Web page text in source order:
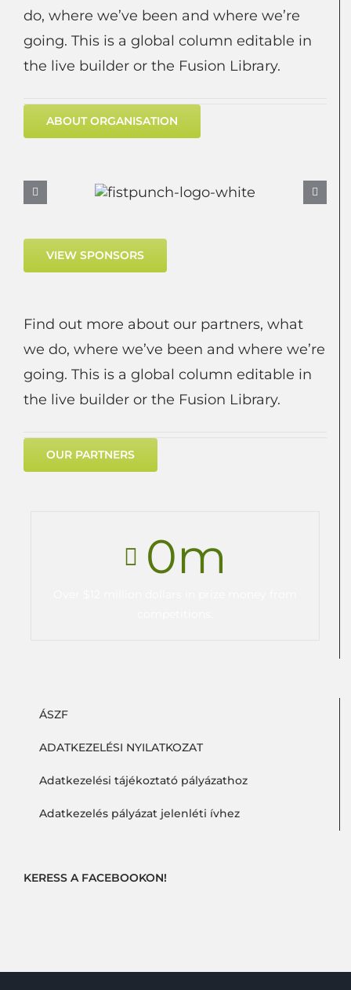
do, where we’ve been and where we’re
going. This is a global column editable in
the live builder or the Fusion Library.
ABOUT ORGANISATION
VIEW SPONSORS
Find out more about our partners, what
we do, where we’ve been and where we’re
going. This is a global column editable in
the live builder or the Fusion Library.
OUR PARTNERS
0m
ÁSZF
ADATKEZELÉSI NYILATKOZAT
Adatkezelési tájékoztató pályázathoz
Adatkezelés pályázat jelenléti ívhez
KERESS A FACEBOOKON!